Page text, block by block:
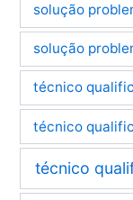
solução
solução
técnico
técnico
técnico